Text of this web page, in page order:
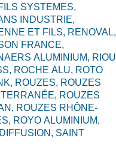
SYSTEMES,
INDUSTRIE,
ET FILS, RENOVAL,
FRANCE,
ALUMINIUM, RIOU
ROCHE ALU, ROTO
ROUZES, ROUZES
ROUZES
ROUZES RHÔNE-
ROYO ALUMINIUM,
SAINT